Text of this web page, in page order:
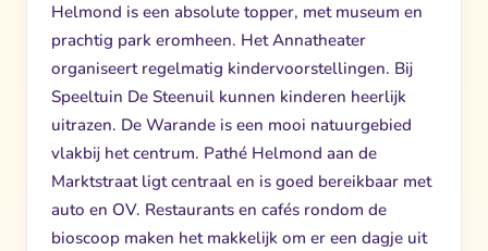
Helmond is een absolute topper, met museum en
prachtig park eromheen. Het Annatheater
organiseert regelmatig kindervoorstellingen. Bij
Speeltuin De Steenuil kunnen kinderen heerlijk
uitrazen. De Warande is een mooi natuurgebied
vlakbij het centrum. Pathé Helmond aan de
Marktstraat ligt centraal en is goed bereikbaar met
auto en OV. Restaurants en cafés rondom de
bioscoop maken het makkelijk om er een dagje uit